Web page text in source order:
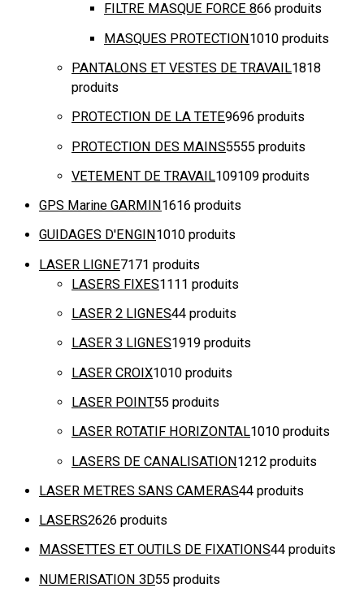
FILTRE MASQUE FORCE 866 produits
MASQUES PROTECTION1010 produits
PANTALONS ET VESTES DE TRAVAIL1818
produits
PROTECTION DE LA TETE9696 produits
PROTECTION DES MAINS5555 produits
VETEMENT DE TRAVAIL109109 produits
GPS Marine GARMIN 1616 produits
GUIDAGES D'ENGIN 1010 produits
LASER LIGNE7171 produits
LASERS FIXES1111 produits
LASER 2 LIGNES44 produits
LASER 3 LIGNES1919 produits
LASER CROIX1010 produits
LASER POINT55 produits
LASER ROTATIF HORIZONTAL1010 produits
LASERS DE CANALISATION1212 produits
LASER METRES SANS CAMERAS44 produits
LASERS2626 produits
MASSETTES ET OUTILS DE FIXATIONS44 produits
NUMERISATION 3D55 produits